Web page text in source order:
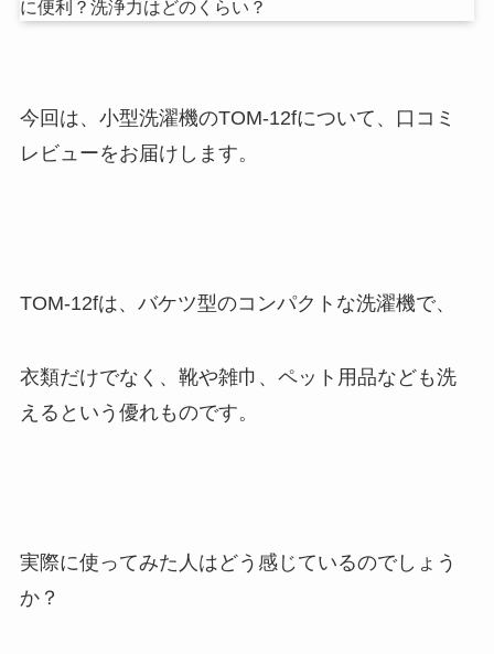
今回は、小型洗濯機のTOM-12fについて、口コミ
レビューをお届けします。
TOM-12fは、バケツ型のコンパクトな洗濯機で、
衣類だけでなく、靴や雑巾、ペット用品なども洗
えるという優れものです。
実際に使ってみた人はどう感じているのでしょう
か？